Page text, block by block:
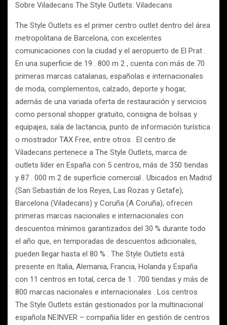
Sobre Viladecans The Style Outlets: Viladecans
The Style Outlets es el primer centro outlet dentro del área
metropolitana de Barcelona, con excelentes
comunicaciones con la ciudad y el aeropuerto de El Prat .
En una superficie de 19 . 800 m 2 , cuenta con más de 70
primeras marcas catalanas, españolas e internacionales
de moda, complementos, calzado, deporte y hogar,
además de una variada oferta de restauración y servicios
como personal shopper gratuito, consigna de bolsas y
equipajes, sala de lactancia, punto de información turística
o mostrador TAX Free, entre otros . El centro de
Viladecans pertenece a The Style Outlets, marca de
outlets líder en España con 5 centros, más de 350 tiendas
y 87 . 000 m 2 de superficie comercial . Ubicados en Madrid
(San Sebastián de los Reyes, Las Rozas y Getafe),
Barcelona (Viladecans) y Coruña (A Coruña), ofrecen
primeras marcas nacionales e internacionales con
descuentos mínimos garantizados del 30 % durante todo
el año que, en temporadas de descuentos adicionales,
pueden llegar hasta el 80 % . The Style Outlets está
presente en Italia, Alemania, Francia, Holanda y España
con 11 centros en total, cerca de 1 . 700 tiendas y más de
800 marcas nacionales e internacionales . Los centros
The Style Outlets están gestionados por la multinacional
española NEINVER – compañía líder en gestión de centros